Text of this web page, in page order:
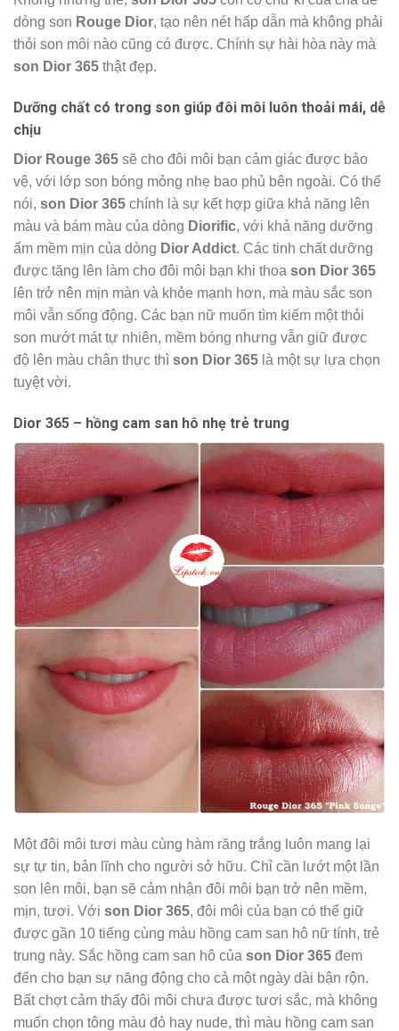
dòng son Rouge Dior, tạo nên nét hấp dẫn mà không phải
thỏi son môi nào cũng có được. Chính sự hài hòa này mà
son Dior 365 thật đẹp.
Dưỡng chất có trong son giúp đôi môi luôn thoải mái, dễ
chịu
Dior Rouge 365 sẽ cho đôi môi bạn cảm giác được bảo
vệ, với lớp son bóng mỏng nhẹ bao phủ bên ngoài. Có thể
nói, son Dior 365 chính là sự kết hợp giữa khả năng lên
màu và bám màu của dòng Diorific, với khả năng dưỡng
ẩm mềm mịn của dòng Dior Addict. Các tinh chất dưỡng
được tăng lên làm cho đôi môi bạn khi thoa son Dior 365
lên trở nên mịn màn và khỏe mạnh hơn, mà màu sắc son
môi vẫn sống động. Các bạn nữ muốn tìm kiếm một thỏi
son mướt mát tự nhiên, mềm bóng nhưng vẫn giữ được
độ lên màu chân thực thì son Dior 365 là một sự lựa chọn
tuyệt vời.
Dior 365 – hồng cam san hô nhẹ trẻ trung
Một đôi môi tươi màu cùng hàm răng trắng luôn mang lại
sự tự tin, bản lĩnh cho người sở hữu. Chỉ cần lướt một lần
son lên môi, bạn sẽ cảm nhận đôi môi bạn trở nên mềm,
mịn, tươi. Với son Dior 365, đôi môi của bạn có thể giữ
được gần 10 tiếng cùng màu hồng cam san hô nữ tính, trẻ
trung này. Sắc hồng cam san hô của son Dior 365 đem
đến cho bạn sự năng động cho cả một ngày dài bận rộn.
Bất chợt cảm thấy đôi môi chưa được tươi sắc, mà không
muốn chọn tông màu đỏ hay nude, thì màu hồng cam san